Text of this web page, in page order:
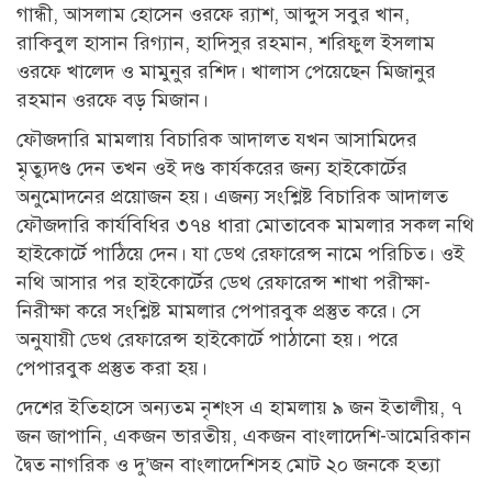
গান্ধী, আসলাম হোসেন ওরফে র‌্যাশ, আব্দুস সবুর খান,
রাকিবুল হাসান রিগ্যান, হাদিসুর রহমান, শরিফুল ইসলাম
ওরফে খালেদ ও মামুনুর রশিদ। খালাস পেয়েছেন মিজানুর
রহমান ওরফে বড় মিজান।
ফৌজদারি মামলায় বিচারিক আদালত যখন আসামিদের
মৃত্যুদণ্ড দেন তখন ওই দণ্ড কার্যকরের জন্য হাইকোর্টের
অনুমোদনের প্রয়োজন হয়। এজন্য সংশ্লিষ্ট বিচারিক আদালত
ফৌজদারি কার্যবিধির ৩৭৪ ধারা মোতাবেক মামলার সকল নথি
হাইকোর্টে পাঠিয়ে দেন। যা ডেথ রেফারেন্স নামে পরিচিত। ওই
নথি আসার পর হাইকোর্টের ডেথ রেফারেন্স শাখা পরীক্ষা-
নিরীক্ষা করে সংশ্লিষ্ট মামলার পেপারবুক প্রস্তুত করে। সে
অনুযায়ী ডেথ রেফারেন্স হাইকোর্টে পাঠানো হয়। পরে
পেপারবুক প্রস্তুত করা হয়।
দে‌শের ই‌তিহা‌সে অন্যতম নৃশংস এ হামলায় ৯ জন ইতালীয়, ৭
জন জাপানি, একজন ভারতীয়, একজন বাংলাদেশি-আমেরিকান
দ্বৈত নাগরিক ও দু’জন বাংলাদেশিসহ মোট ২০ জনকে হত্যা